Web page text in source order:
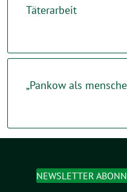
Täterarbeit
„Pankow als
NEWSLETTER